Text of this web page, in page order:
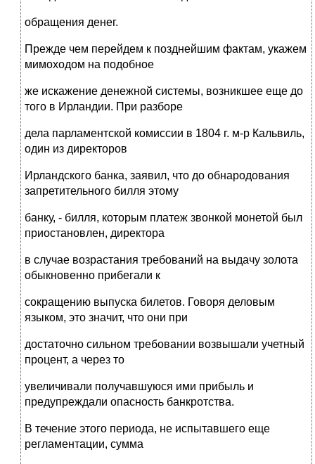
обращения денег.
Прежде чем перейдем к позднейшим фактам, укажем
мимоходом на подобное
же искажение денежной системы, возникшее еще до
того в Ирландии. При разборе
дела парламентской комиссии в 1804 г. м-р Кальвиль,
один из директоров
Ирландского банка, заявил, что до обнародования
запретительного билля этому
банку, - билля, которым платеж звонкой монетой был
приостановлен, директора
в случае возрастания требований на выдачу золота
обыкновенно прибегали к
сокращению выпуска билетов. Говоря деловым
языком, это значит, что они при
достаточно сильном требовании возвышали учетный
процент, а через то
увеличивали получавшуюся ими прибыль и
предупреждали опасность банкротства.
В течение этого периода, не испытавшего еще
регламентации, сумма